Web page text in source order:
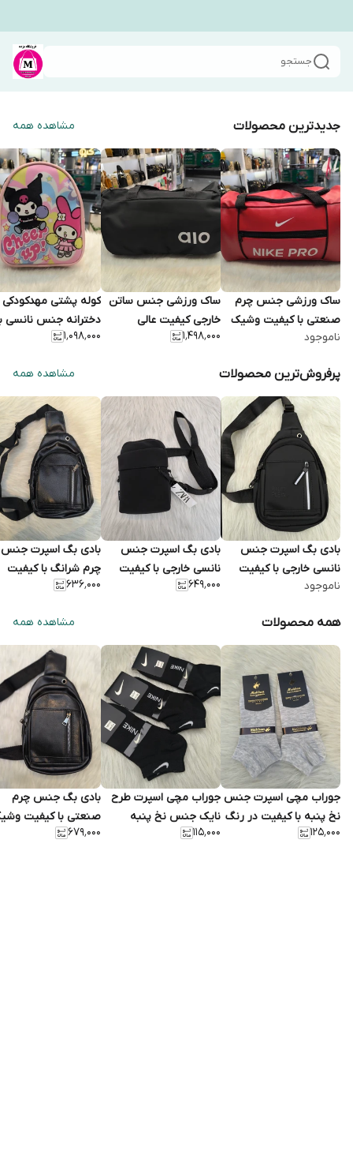
جستجو
جدیدترین محصولات مشاهده همه
ساک ورزشی جنس چرم
صنعتی با کیفیت وشیک
ناموجود
ساک ورزشی جنس ساتن
خارجی کیفیت عالی
جاکفشی دار
۱٬۴۹۸٬۰۰۰
کوله پشتی مهدکودکی
دخترانه جنس نانسی
کیفیت وشیک
۱٬۰۹۸٬۰۰۰
پرفروش‌ترین محصولات مشاهده همه
بادی بگ اسپرت جنس
نانسی خارجی با کیفیت
وشیک رنگ مشکی
ناموجود
بادی بگ اسپرت ‌جنس
نانسی خارجی با کیفیت
وشیک جاموبایلی
۶۴۹٬۰۰۰
بادی بگ اسپرت جنس
چرم شرانگ با کیفیت
وشیک وکاربردی
۶۳۶٬۰۰۰
همه محصولات مشاهده همه
جوراب مچی اسپرت جنس
نخ پنبه با کیفیت در رنگ
بندی های زیبا
۱۲۵٬۰۰۰
جوراب مچی اسپرت طرح
نایک جنس نخ پنبه
۱۱۵٬۰۰۰
بادی بگ جنس چرم
صنعتی با کیفیت
دارای بند قابل تنظیم
۶۷۹٬۰۰۰